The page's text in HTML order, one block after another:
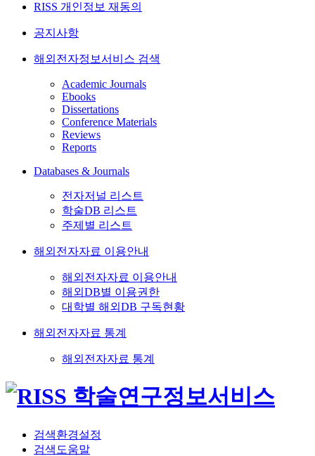
RISS 개인정보 재동의
공지사항
해외전자정보서비스 검색
Academic Journals
Ebooks
Dissertations
Conference Materials
Reviews
Reports
Databases & Journals
전자저널 리스트
학술DB 리스트
주제별 리스트
해외전자자료 이용안내
해외전자자료 이용안내
해외DB별 이용권한
대학별 해외DB 구독현황
해외전자자료 통계
해외전자자료 통계
검색환경설정
검색도움말